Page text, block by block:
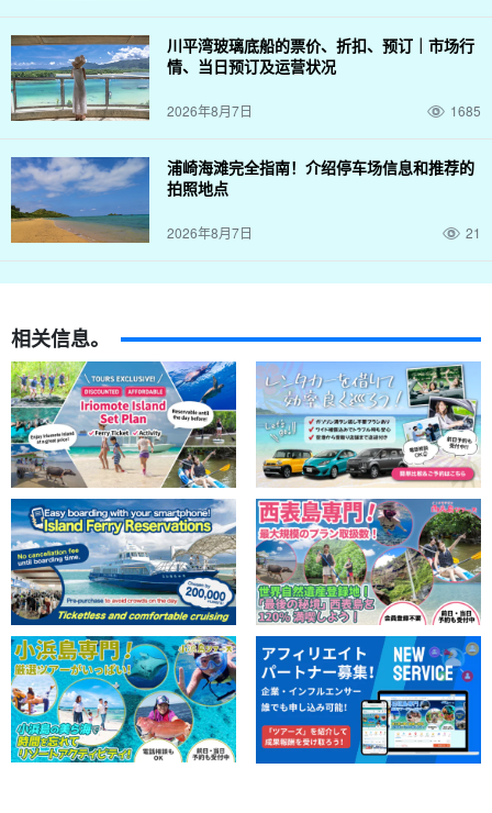
川平湾玻璃底船的票价、折扣、预订｜市场行
情、当日预订及运营状况
2026年8月7日 1685
浦崎海滩完全指南！介绍停车场信息和推荐的
拍照地点
2026年8月7日 21
相关信息。